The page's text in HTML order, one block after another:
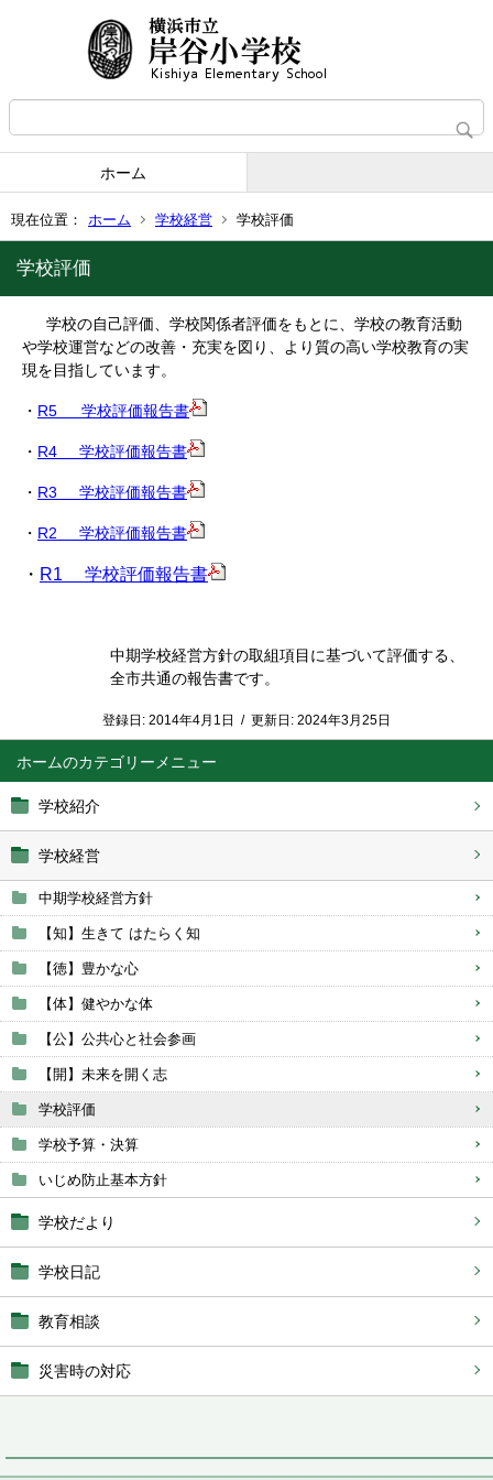
ホーム
現在位置： ホーム 学校経営 学校評価
ホーム
学校紹介
学校経営
中期学校経営方針
【知】生きて はたらく知
【徳】豊かな心
【体】健やかな体
【公】公共心と社会参画
【開】未来を開く志
学校評価
学校予算・決算
いじめ防止基本方針
学校だより
学校日記
教育相談
災害時の対応
学校評価
学校の自己評価、学校関係者評価をもとに、学校の教育活動
や学校運営などの改善・充実を図り、より質の高い学校教育の実
現を目指しています。
・ R5 学校評価報告書
・ R4 学校評価報告書
・ R3 学校評価報告書
・ R2 学校評価報告書
・ R1 学校評価報告書
中期学校経営方針の取組項目に基づいて評価する、
全市共通の報告書です。
登録日: 2014年4月1日 / 更新日: 2024年3月25日